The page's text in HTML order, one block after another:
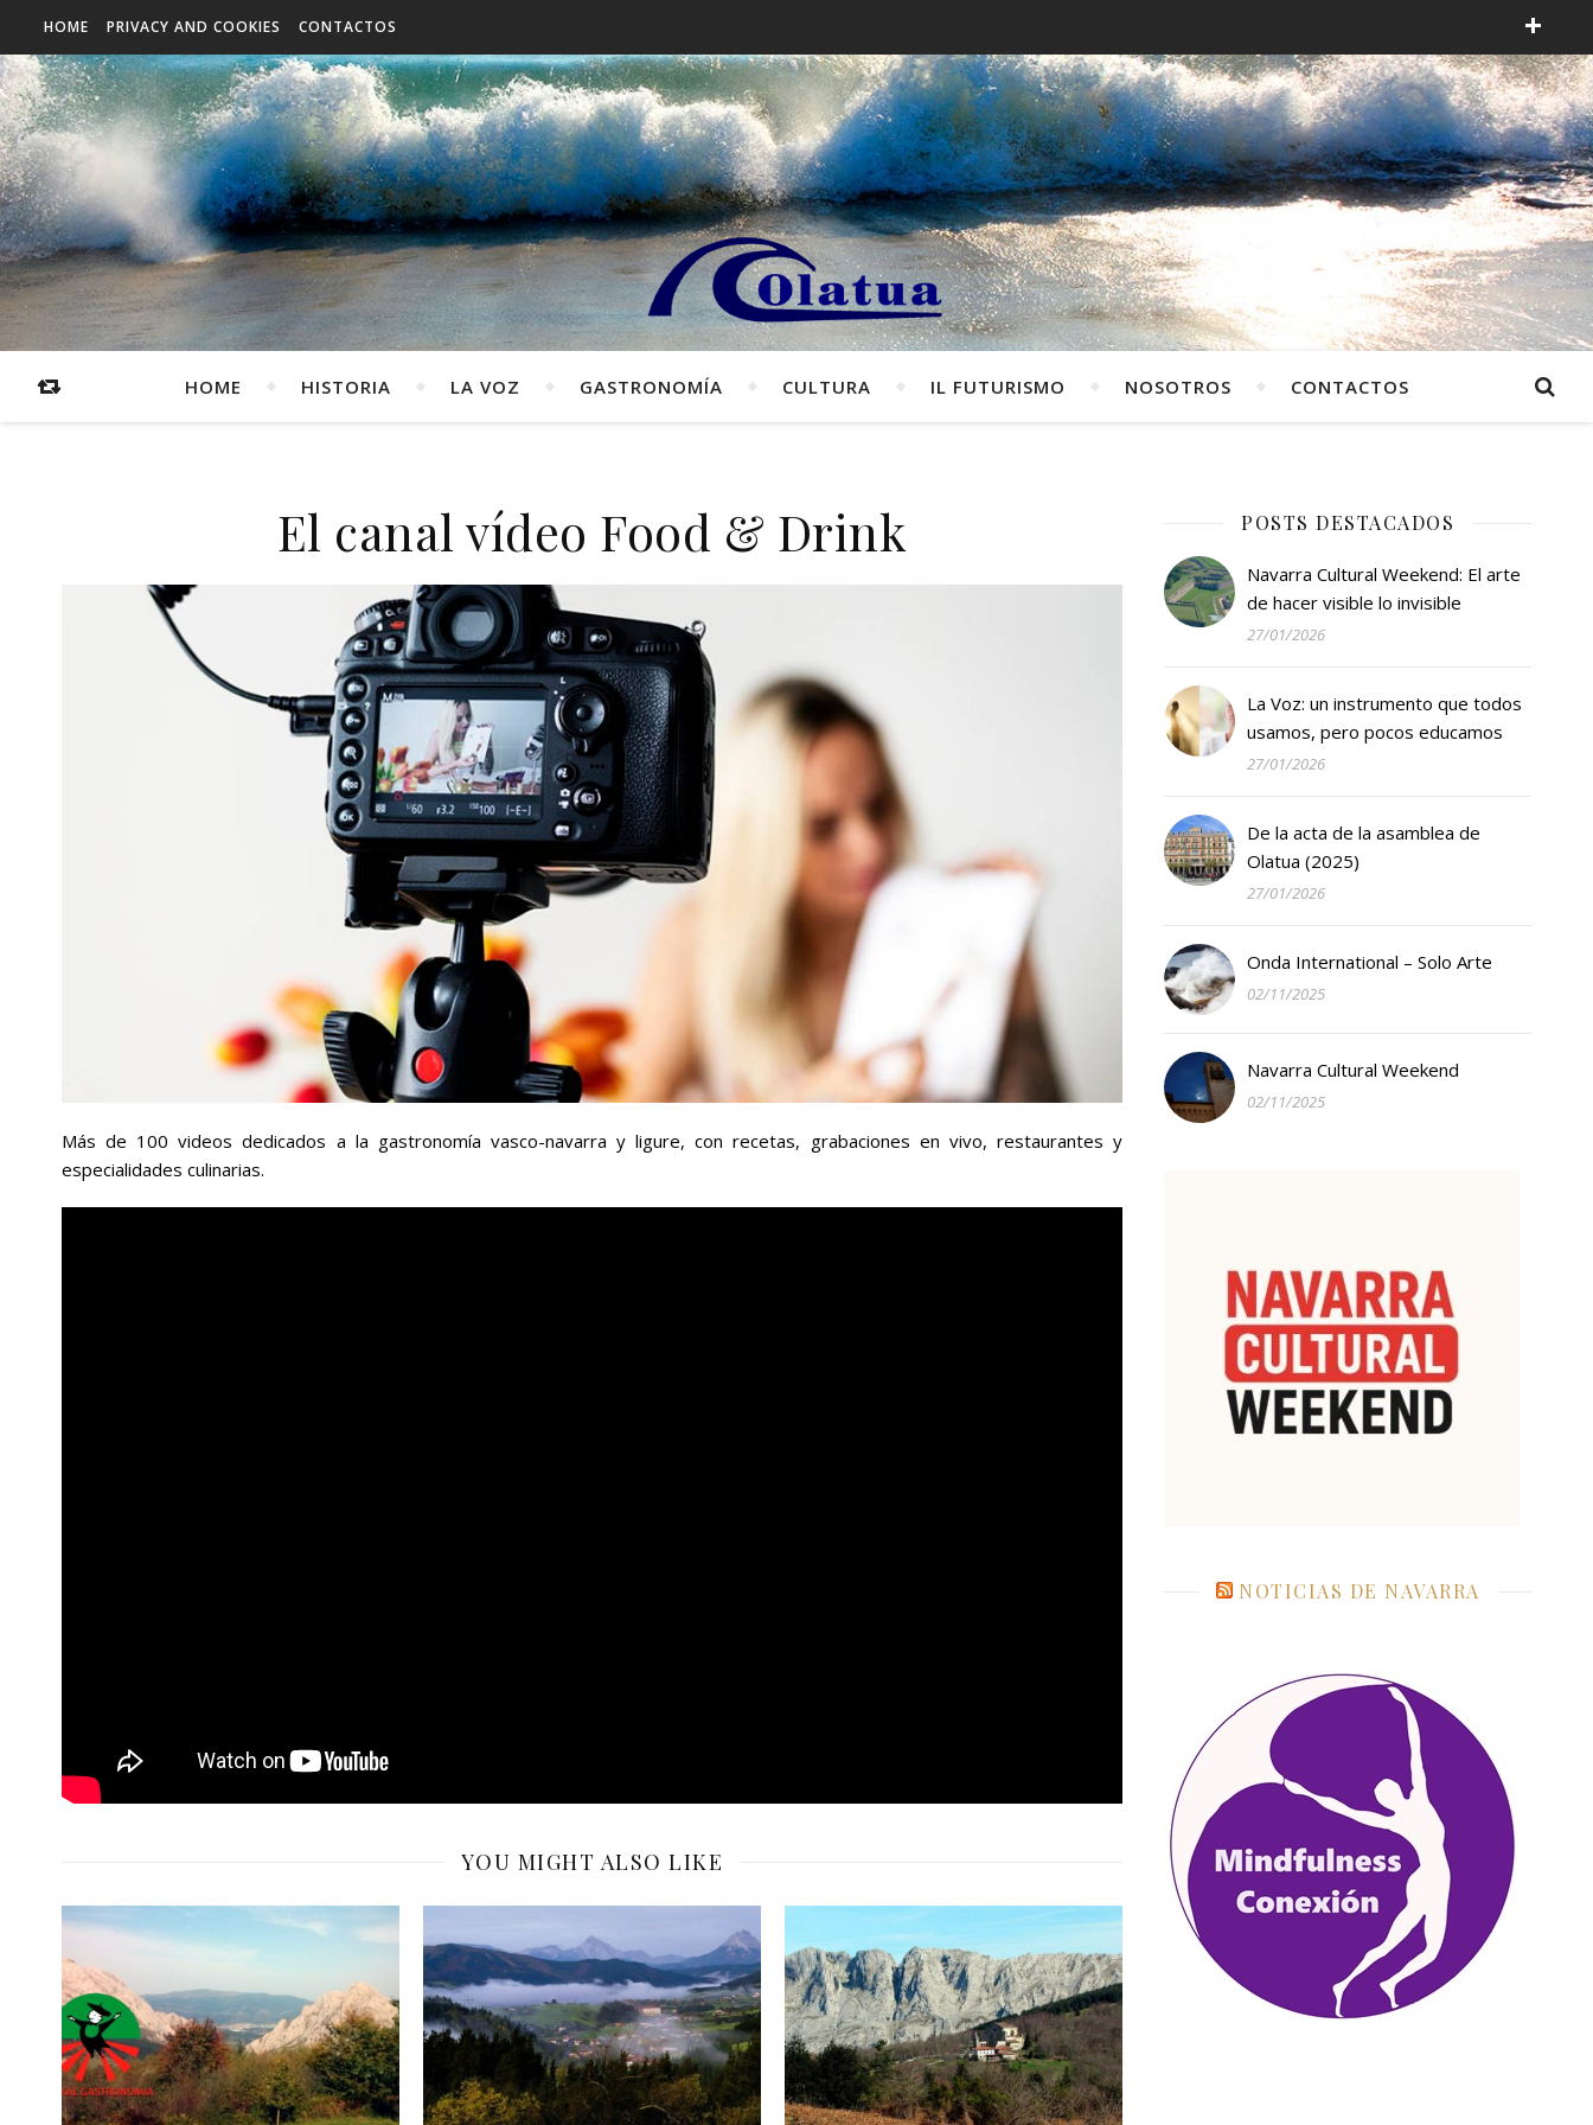
HOME PRIVACY AND COOKIES CONTACTOS
HOME HISTORIA LA VOZ GASTRONOMÍA CULTURA IL FUTURISMO NOSOTROS CONTACTOS
El canal vídeo Food & Drink
Más de 100 videos dedicados a la gastronomía vasco-navarra y ligure, con recetas, grabaciones en vivo, restaurantes y
especialidades culinarias.
YOU MIGHT ALSO LIKE
POSTS DESTACADOS
Navarra Cultural Weekend: El arte
de hacer visible lo invisible
27/01/2026
La Voz: un instrumento que todos
usamos, pero pocos educamos
27/01/2026
De la acta de la asamblea de
Olatua (2025)
27/01/2026
Onda International – Solo Arte
02/11/2025
Navarra Cultural Weekend
02/11/2025
NOTICIAS DE NAVARRA